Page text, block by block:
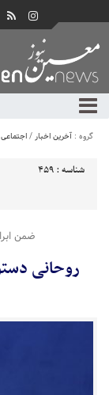
گروه : آخرین اخبار/اجتماعی
شناسه : 459
ضمن
روحانی